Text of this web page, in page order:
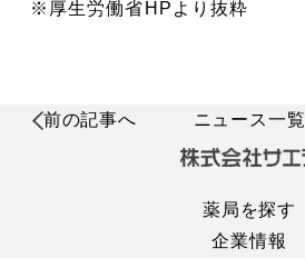
※厚生労働省HPより抜粋
前の記事へ ニュース一覧
薬局を探す
企業情報